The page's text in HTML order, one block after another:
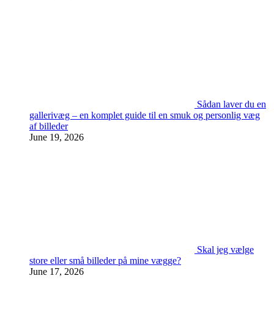
Sådan laver du en
gallerivæg – en komplet guide til en smuk og personlig væg
af billeder
June 19, 2026
Skal jeg vælge
store eller små billeder på mine vægge?
June 17, 2026